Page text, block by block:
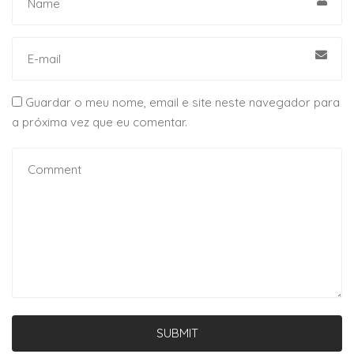
Guardar o meu nome, email e site neste navegador para
a próxima vez que eu comentar.
SUBMIT